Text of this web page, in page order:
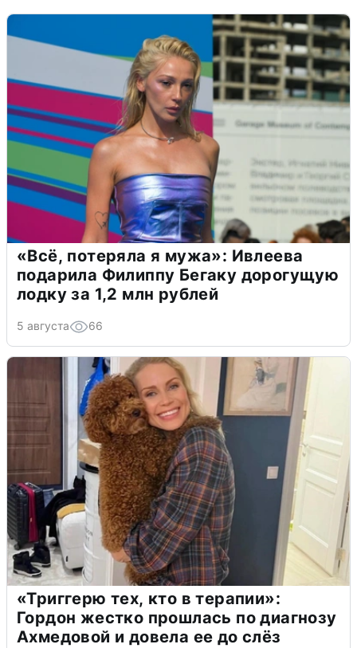
«Всё, потеряла я мужа»: Ивлеева
подарила Филиппу Бегаку дорогущую
лодку за 1,2 млн рублей
5 августа 66
«Триггерю тех, кто в терапии»:
Гордон жестко прошлась по диагнозу
Ахмедовой и довела ее до слёз